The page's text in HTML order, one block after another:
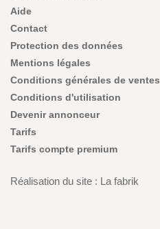
Aide
Contact
Protection des données
Mentions légales
Conditions générales de ventes
Conditions d'utilisation
Devenir annonceur
Tarifs
Tarifs compte premium
Réalisation du site : La fabrik